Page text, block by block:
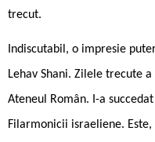
trecut.
Indiscutabil, o impresie
Lehav Shani. Zilele trecute
Ateneul Român. I-a
Filarmonicii israeliene.